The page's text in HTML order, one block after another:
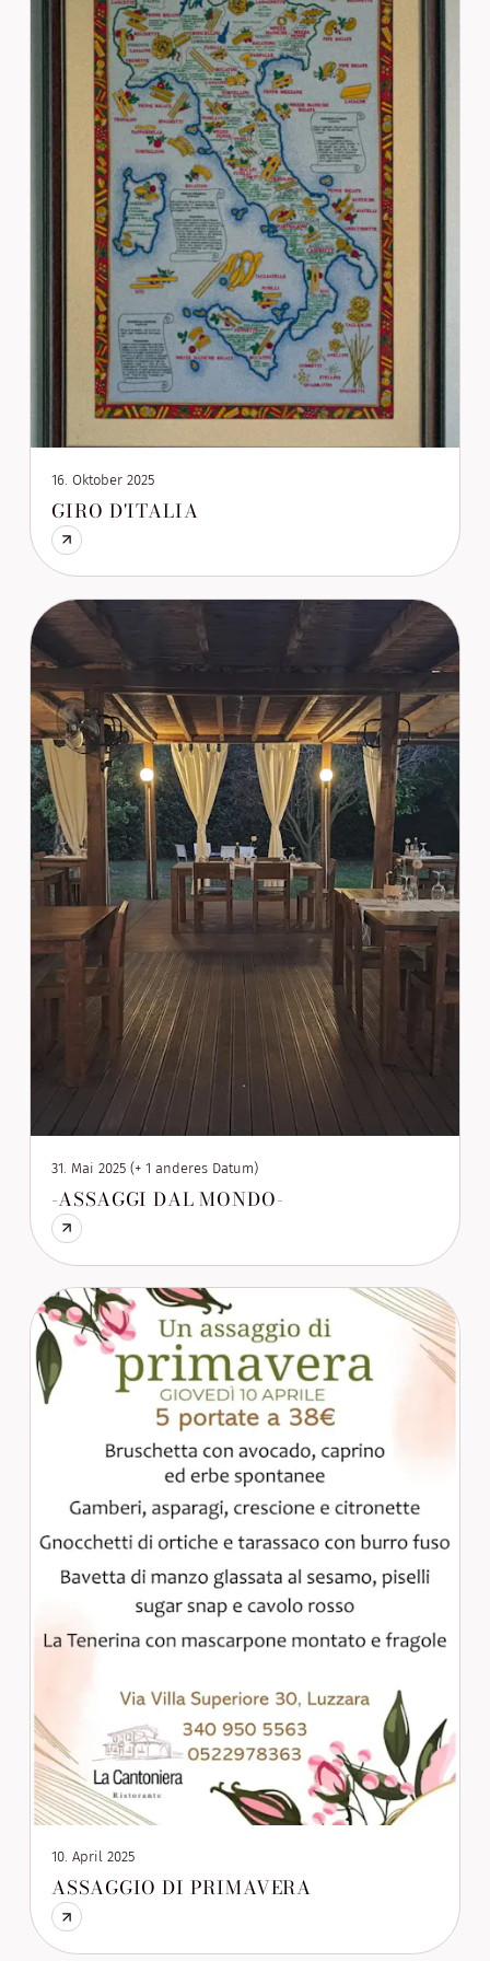
16. Oktober 2025
GIRO D'ITALIA
31. Mai 2025 (+ 1 anderes Datum)
-ASSAGGI DAL MONDO-
10. April 2025
ASSAGGIO DI PRIMAVERA